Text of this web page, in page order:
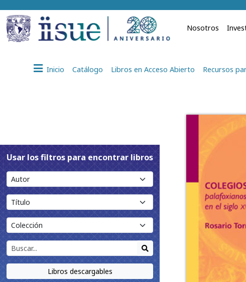
Nosotros
Inicio Catálogo Libros en Acceso Abierto Recursos
Usar los filtros para encontrar libros
Libros descargables